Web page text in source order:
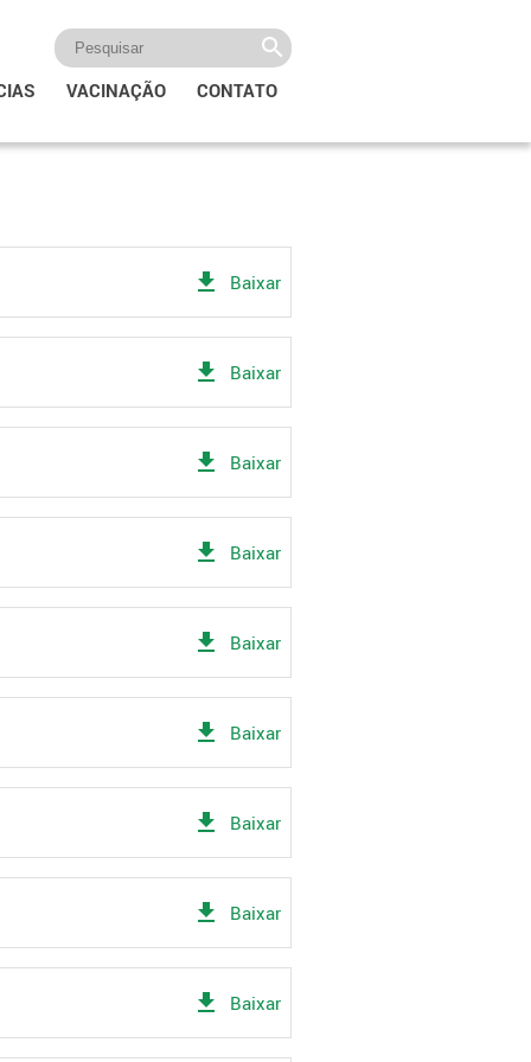
VACINAÇÃO CONTATO
get_app Baixar
get_app Baixar
get_app Baixar
get_app Baixar
get_app Baixar
get_app Baixar
get_app Baixar
get_app Baixar
get_app Baixar